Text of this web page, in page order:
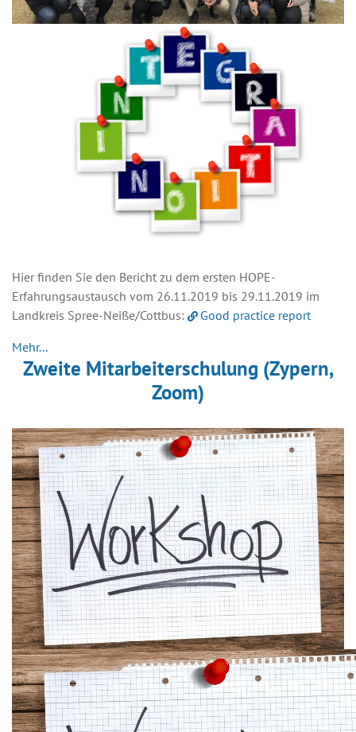
Hier finden Sie den Bericht zu dem ersten HOPE-
Erfahrungsaustausch vom 26.11.2019 bis 29.11.2019 im
Landkreis Spree-Neiße/Cottbus:
Good practice report
Mehr...
Zweite Mitarbeiterschulung (Zypern,
Zoom)